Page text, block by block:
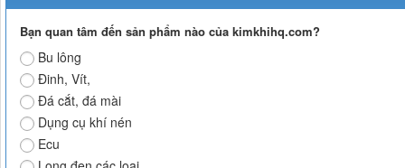
Bạn quan tâm đến sản phẩm nào của kimkhihq.com?
Bu lông
Đinh, Vít,
Đá cắt, đá mài
Dụng cụ khí nén
Ecu